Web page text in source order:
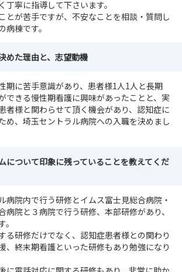
丁寧に指導して下さいます。
とが苦手ですが、不安なことを相談・質問し
病棟です。
めた理由と、志望動機
期に苦手意識があり、患者様1人1人と長期
できる慢性期看護に興味があったことと、実
者様と関わらせて頂く機会があり、認知症に
め、埼玉セントラル病院への入職を決めまし
について印象に残っていることを教えてくだ
病院内で行う研修とイムス富士見総合病院・
病院と３病院で行う研修、本部研修があり、
る研修だけでなく、認知症患者様との関わり
、終末期看護といった研修もあり勉強になり